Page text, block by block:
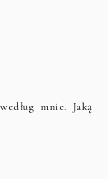
mnie. Jaką